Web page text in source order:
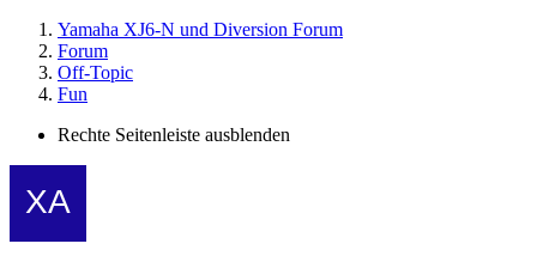
Yamaha XJ6-N und Diversion Forum
Forum
Off-Topic
Fun
Rechte Seitenleiste ausblenden